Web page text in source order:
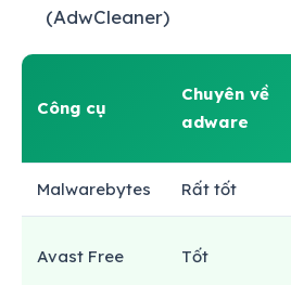
(AdwCleaner)
Công cụ
Chuyên về
adware
Malwarebytes Rất tốt
Avast Free Tốt